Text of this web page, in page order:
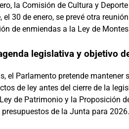
la Comisión de Cultura y
el 30 de enero, se prevé otra
de enmiendas a la Ley de
legislativa y objetivo
el Parlamento pretende
de ley antes del cierre de la
de Patrimonio y la Proposición
de la Junta para 2026.